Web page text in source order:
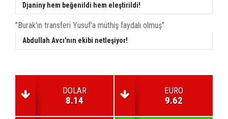
Djaniny hem beğenildi hem eleştirildi!
"Burak'ın transferi Yusuf'a müthiş faydalı olmuş"
Abdullah Avcı'nın ekibi netleşiyor!
DOLAR
8.14
EURO
9.62